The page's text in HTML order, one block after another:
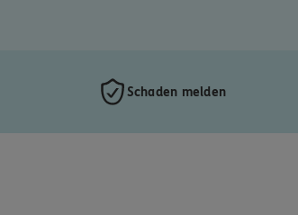
Schaden melden